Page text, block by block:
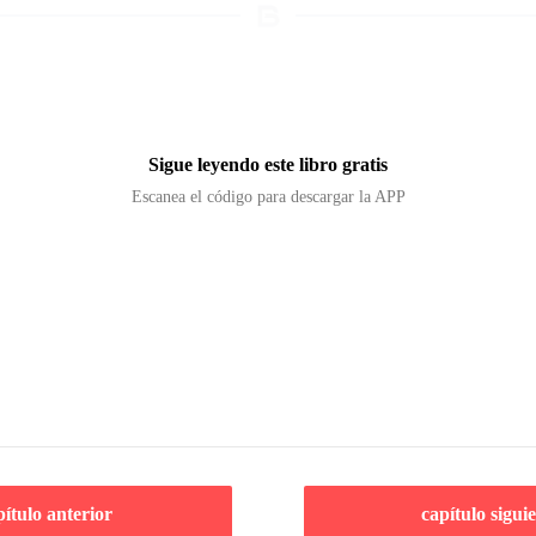
Sigue leyendo este libro gratis
Escanea el código para descargar la APP
anterior capítulo